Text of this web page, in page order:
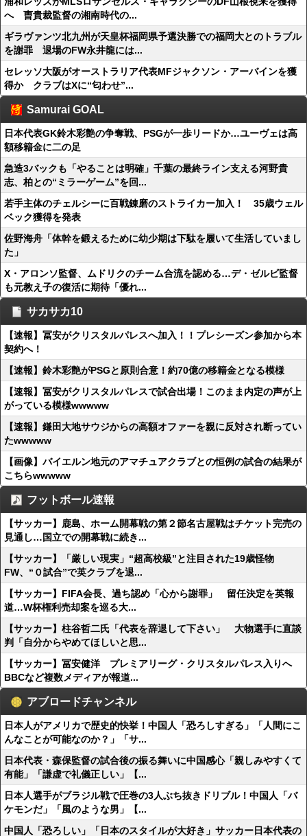
へ 曺貴裁監督の湘南時代の...
ギラヴァンツ北九州が天皇杯福岡県予選決勝での福岡大とのトラブル
を謝罪 退場のFW永井龍には...
セレッソ大阪がオーストラリア代表MFジャクソン・アーバインを獲
得か クラブはXに“匂わせ”...
Samurai GOAL
日本代表GK鈴木彩艶の争奪戦、PSGが一歩リードか…ユーヴェは高
額移籍金に二の足
急造3バックも「やることは明確」千葉の最終ライン支える河野貴
志、柏との“ミラーゲーム”を回...
若手主体のチェルシーに百戦錬磨のストライカー加入！ 35歳ウェル
ベック獲得を発表
佐野海舟「体幹を鍛えるために幼少期は下駄を履いて生活していまし
た」
X・アロンソ監督、ムドリクのチーム合流を認める…デ・ゼルビ監督
も元教え子の復活に期待「優れ...
サカサカ10
【速報】冨安がクリスタルパレスへ加入！！プレシーズン参加から本
契約へ！
【速報】鈴木彩艶がPSGと原則合意！約70億の移籍金となる模様
【速報】冨安がクリスタルパレスで試合出場！このまま内定の声が上
がっている模様wwwww
【速報】鎌田大地サウジからの高額オファーを親に反対され断ってい
たwwwww
【画像】バイエルン地元のアマチュアクラブとの恒例の試合の結果が
こちらwwwww
フットボール速報
【サッカー】鹿島、ホーム開幕戦の第２節名古屋戦はチケット完売の
見通し…国立での開幕戦に続き...
【サッカー】「厳しい現実」“超高校級”と注目された19歳怪物
FW、“０試合”で英クラブを退...
【サッカー】FIFA会長、過ち認め「心から謝罪」 留任決定を英報
道…W杯権利売却案を巡る大...
【サッカー】柱谷哲二氏「代表を辞退して下さい」 大物選手に直談
判「自分からやめてほしいと思...
【サッカー】冨安健洋 プレミアリーグ・クリスタルパレス入りへ
BBCなど複数メディアが報道...
アブロードチャンネル
日本人がアメリカで歴史的快挙！中国人「恐ろしすぎる」「人間にこ
んなことが可能なのか？」「サ...
日本代表・森保監督の試合後の振る舞いに中国感心「親しみやすくて
有能」「謙虚で礼儀正しい」【...
日本人選手がブラジル戦で圧巻の3人ぶち抜きドリブル！中国人「バ
ケモンだ」「風のような男」【...
中国人「恐ろしい」「日本のスタイルが大好き」サッカー日本代表の